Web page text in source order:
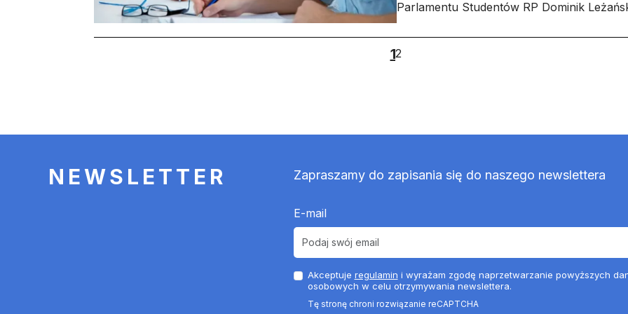
Parlamentu Studentów RP Dominik
12
NEWSLETTER Zapraszamy do zapisania się do naszego newslettera
E-mail
Akceptuje regulamin i wyrażam zgodę naprzetwarzanie powyższych
osobowych w celu otrzymywania newslettera.